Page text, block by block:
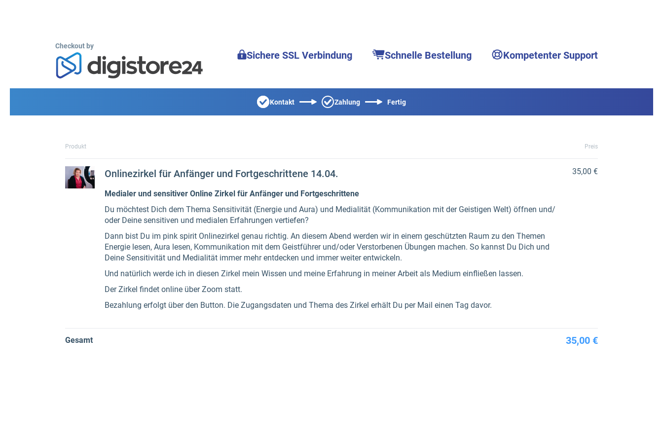
Checkout by
Sichere SSL Verbindung Schnelle Bestellung Kompetenter Support
Kontakt Zahlung Fertig
Produkt Preis
Onlinezirkel für Anfänger und Fortgeschrittene 14.04.
Medialer und sensitiver Online Zirkel für Anfänger und Fortgeschrittene
Du möchtest Dich dem Thema Sensitivität (Energie und Aura) und Medialität (Kommunikation mit der Geistigen Welt) öffnen und/
oder Deine sensitiven und medialen Erfahrungen vertiefen?
Dann bist Du im pink spirit Onlinezirkel genau richtig. An diesem Abend werden wir in einem geschützten Raum zu den Themen
Energie lesen, Aura lesen, Kommunikation mit dem Geistführer und/oder Verstorbenen Übungen machen. So kannst Du Dich und
Deine Sensitivität und Medialität immer mehr entdecken und immer weiter entwickeln.
Und natürlich werde ich in diesen Zirkel mein Wissen und meine Erfahrung in meiner Arbeit als Medium einfließen lassen.
Der Zirkel findet online über Zoom statt.
Bezahlung erfolgt über den Button. Die Zugangsdaten und Thema des Zirkel erhält Du per Mail einen Tag davor.
35,00 €
Gesamt 35,00 €